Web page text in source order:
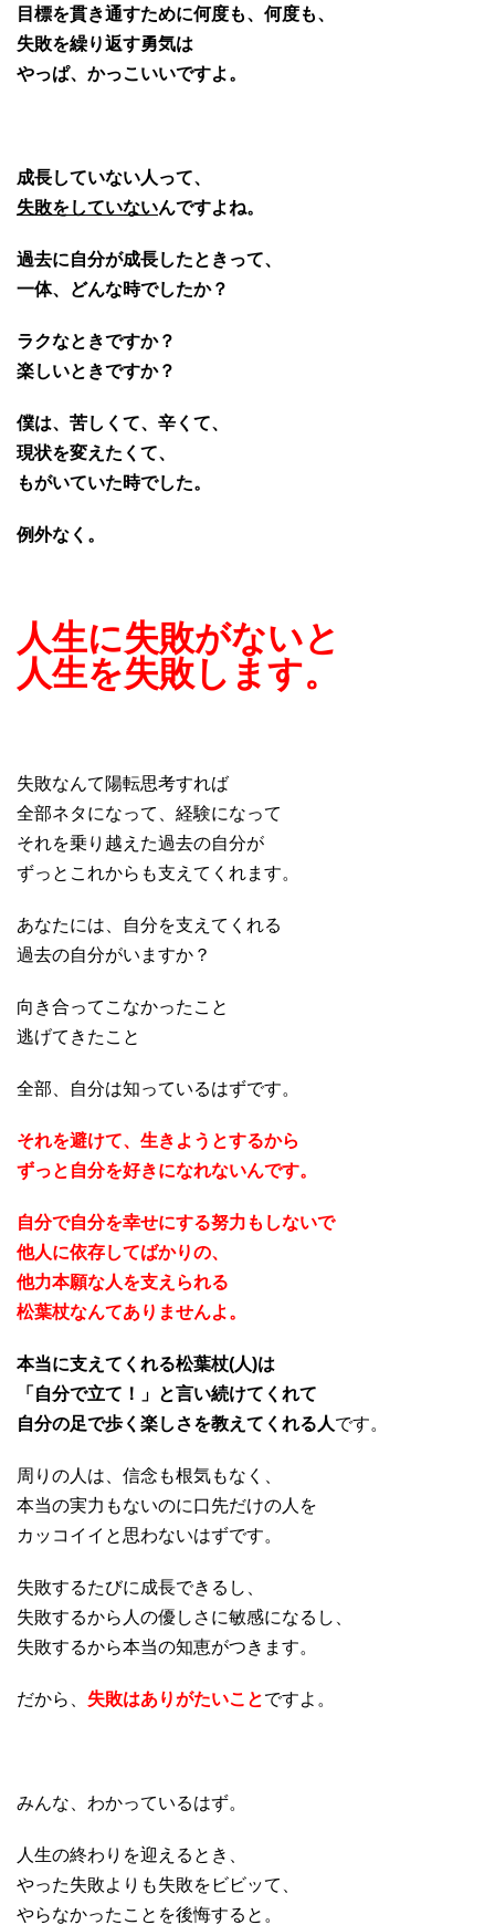
目標を貫き通すために何度も、何度も、
失敗を繰り返す勇気は
やっぱ、かっこいいですよ。
成長していない人って、
失敗をしていないんですよね。
過去に自分が成長したときって、
一体、どんな時でしたか？
ラクなときですか？
楽しいときですか？
僕は、苦しくて、辛くて、
現状を変えたくて、
もがいていた時でした。
例外なく。
人生に失敗がないと
人生を失敗します。
失敗なんて陽転思考すれば
全部ネタになって、経験になって
それを乗り越えた過去の自分が
ずっとこれからも支えてくれます。
あなたには、自分を支えてくれる
過去の自分がいますか？
向き合ってこなかったこと
逃げてきたこと
全部、自分は知っているはずです。
それを避けて、生きようとするから
ずっと自分を好きになれないんです。
自分で自分を幸せにする努力もしないで
他人に依存してばかりの、
他力本願な人を支えられる
松葉杖なんてありませんよ。
本当に支えてくれる松葉杖(人)は
「自分で立て！」と言い続けてくれて
自分の足で歩く楽しさを教えてくれる人です。
周りの人は、信念も根気もなく、
本当の実力もないのに口先だけの人を
カッコイイと思わないはずです。
失敗するたびに成長できるし、
失敗するから人の優しさに敏感になるし、
失敗するから本当の知恵がつきます。
だから、 失敗はありがたいことですよ。
みんな、わかっているはず。
人生の終わりを迎えるとき、
やった失敗よりも失敗をビビッて、
やらなかったことを後悔すると。